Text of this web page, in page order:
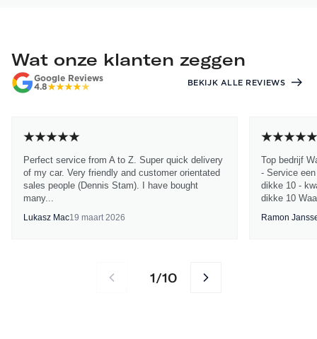
Wat onze klanten zeggen
Google Reviews
4.8
BEKIJK ALLE REVIEWS
Perfect service from A to Z. Super quick delivery
of my car. Very friendly and customer orientated
sales people (Dennis Stam). I have bought
many...
Lukasz Mac19 maart 2026
Top bedrijf
- Service
dikke 10 -
dikke 10
Ramon
1/10